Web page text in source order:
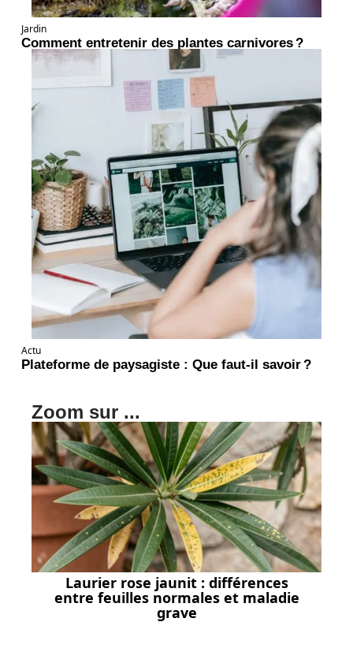
Jardin
Comment entretenir des plantes carnivores ?
Actu
Plateforme de paysagiste : Que faut-il savoir ?
Zoom sur ...
Laurier rose jaunit : différences
entre feuilles normales et maladie
grave